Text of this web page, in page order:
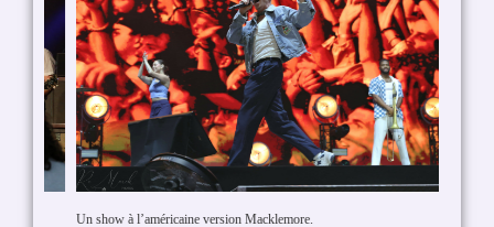
Un show à l’américaine version Macklemore.